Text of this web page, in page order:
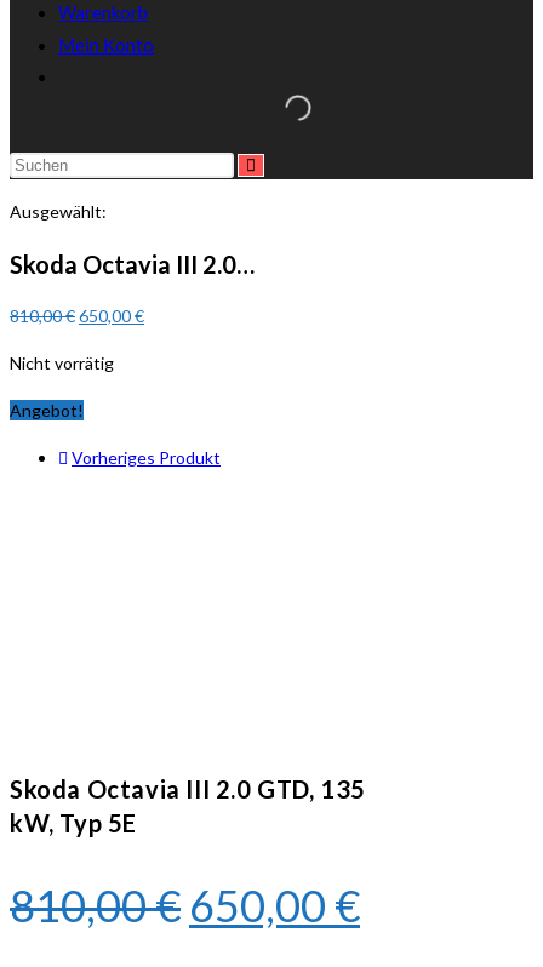
Warenkorb
Mein Konto
Ausgewählt:
Skoda Octavia III 2.0…
810,00€650,00€
Nicht vorrätig
Angebot!
Vorheriges Produkt
Skoda Octavia III 2.0 GTD, 135
kW, Typ 5E
810,00€ 650,00 €